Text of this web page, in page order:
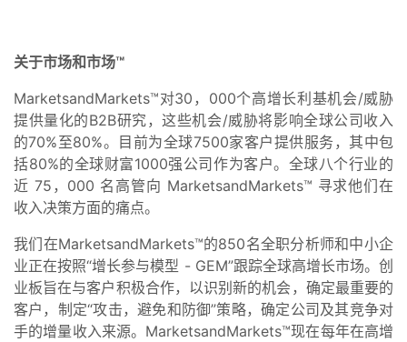
关于市场和市场™
MarketsandMarkets™对30，000个高增长利基机会/威胁
提供量化的B2B研究，这些机会/威胁将影响全球公司收入
的70%至80%。目前为全球7500家客户提供服务，其中包
括80%的全球财富1000强公司作为客户。全球八个行业的
近 75，000 名高管向 MarketsandMarkets™ 寻求他们在
收入决策方面的痛点。
我们在MarketsandMarkets™的850名全职分析师和中小企
业正在按照“增长参与模型 - GEM”跟踪全球高增长市场。创
业板旨在与客户积极合作，以识别新的机会，确定最重要的
客户，制定“攻击，避免和防御”策略，确定公司及其竞争对
手的增量收入来源。MarketsandMarkets™现在每年在高增